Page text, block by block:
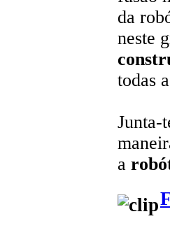
da
neste
todas
Junta-
a